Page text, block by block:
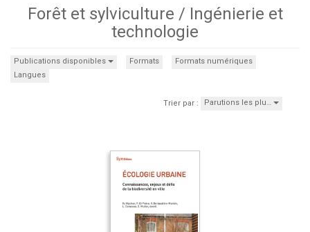
Forêt et sylviculture / Ingénierie et
technologie
Publications disponibles Formats
Formats numériques
Langues
Trier par : Parutions les plu…